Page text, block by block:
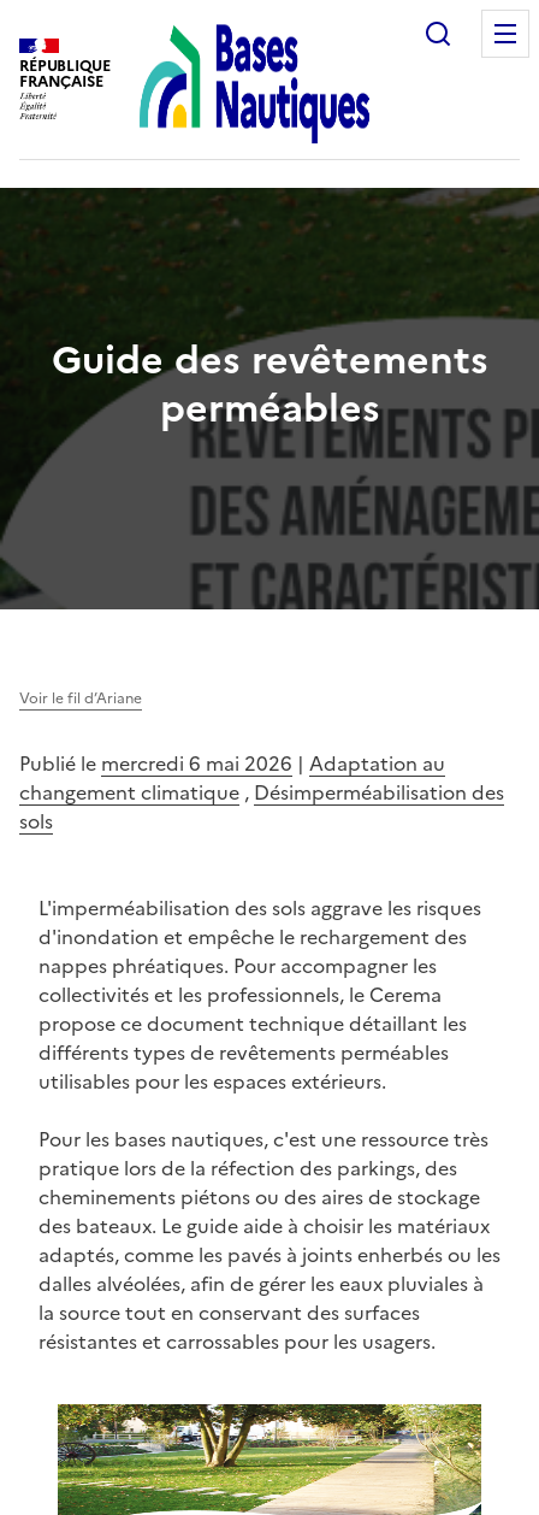
RÉPUBLIQUE
FRANÇAISE
Guide des revêtements
perméables
Voir le fil d’Ariane
Publié le mercredi 6 mai 2026 | Adaptation au
changement climatique , Désimperméabilisation des
sols
L'imperméabilisation des sols aggrave les risques
d'inondation et empêche le rechargement des
nappes phréatiques. Pour accompagner les
collectivités et les professionnels, le Cerema
propose ce document technique détaillant les
différents types de revêtements perméables
utilisables pour les espaces extérieurs.
Pour les bases nautiques, c'est une ressource très
pratique lors de la réfection des parkings, des
cheminements piétons ou des aires de stockage
des bateaux. Le guide aide à choisir les matériaux
adaptés, comme les pavés à joints enherbés ou les
dalles alvéolées, afin de gérer les eaux pluviales à
la source tout en conservant des surfaces
résistantes et carrossables pour les usagers.